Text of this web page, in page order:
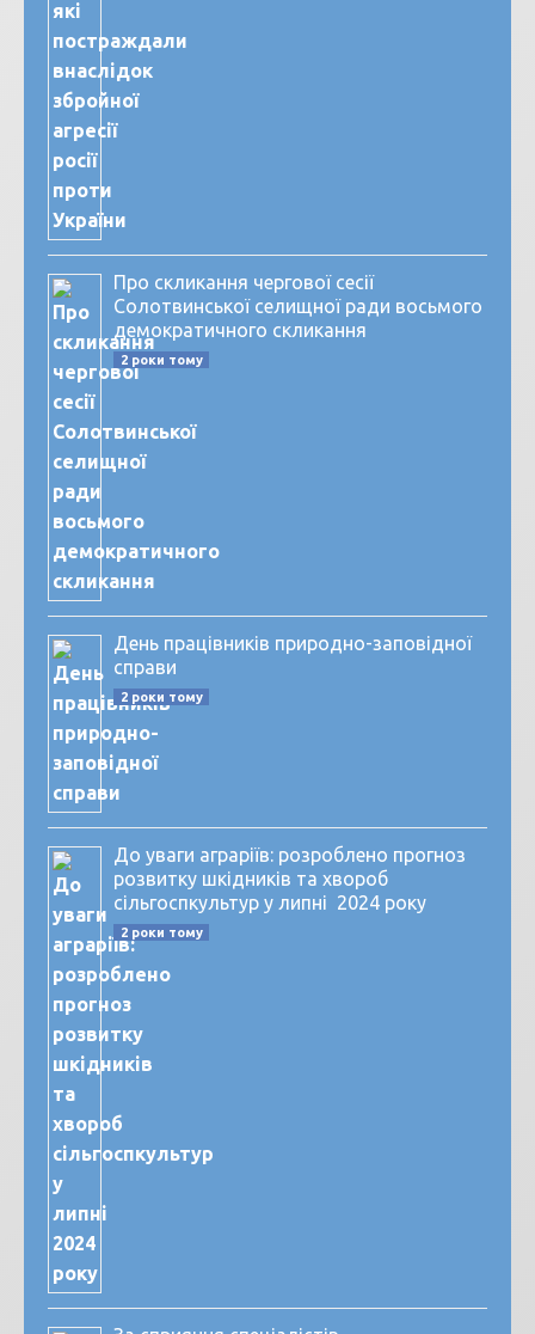
Про скликання чергової сесії
Солотвинської селищної ради восьмого
демократичного скликання
2 роки тому
День працівників природно-заповідної
справи
2 роки тому
До уваги аграріїв: розроблено прогноз
розвитку шкідників та хвороб
сільгоспкультур у липні 2024 року
2 роки тому